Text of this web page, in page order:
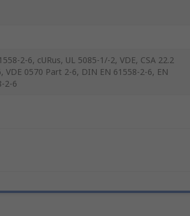
2-6, cURus, UL 5085-1/-2, VDE, CSA 22.2
VDE 0570 Part 2-6, DIN EN 61558-2-6, EN
2-6